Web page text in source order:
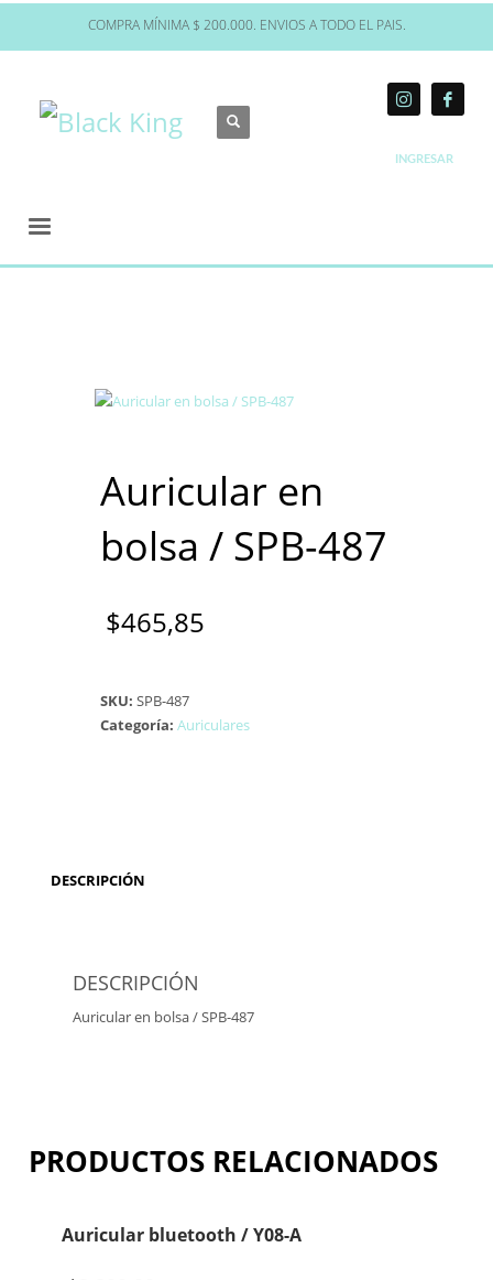
COMPRA MÍNIMA $ 200.000. ENVIOS A TODO EL PAIS.
INGRESAR
Auricular en
bolsa / SPB-487
$465,85
SKU:SPB-487
Categoría:Auriculares
DESCRIPCIÓN
DESCRIPCIÓN
Auricular en bolsa / SPB-487
PRODUCTOS RELACIONADOS
Auricular bluetooth / Y08-A